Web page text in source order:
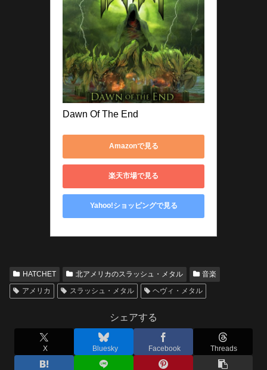
Dawn Of The End
Amazonで見る
楽天市場で見る
Yahoo!ショッピングで見る
HATCHET 北アメリカのスラッシュ・メタル
音楽
アメリカ
スラッシュ・メタル ヘヴィ・メタル
シェアする
X Bluesky Facebook Threads